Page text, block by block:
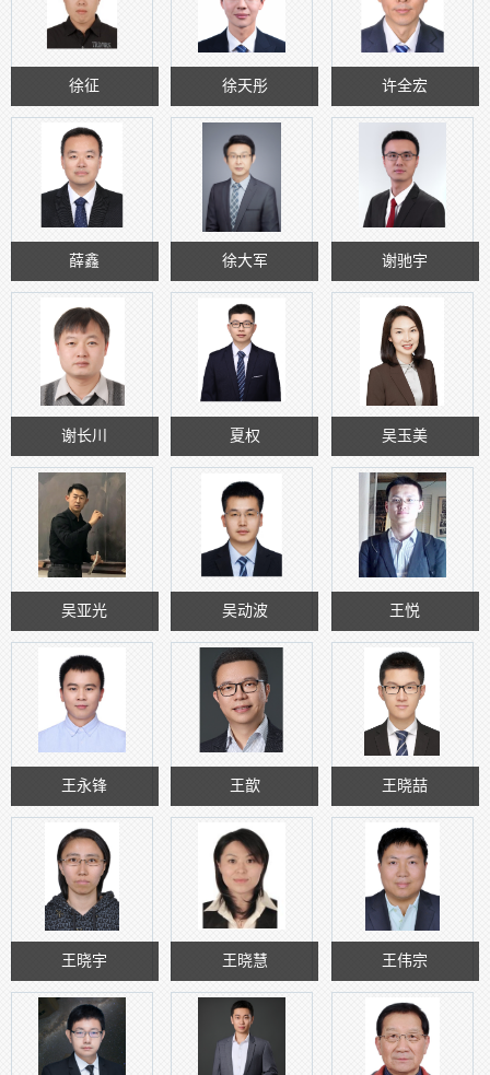
徐征 徐天彤 许全宏
薛鑫 徐大军 谢驰宇
谢长川 夏权 吴玉美
吴亚光 吴动波 王悦
王永锋 王歆 王晓喆
王晓宇 王晓慧 王伟宗